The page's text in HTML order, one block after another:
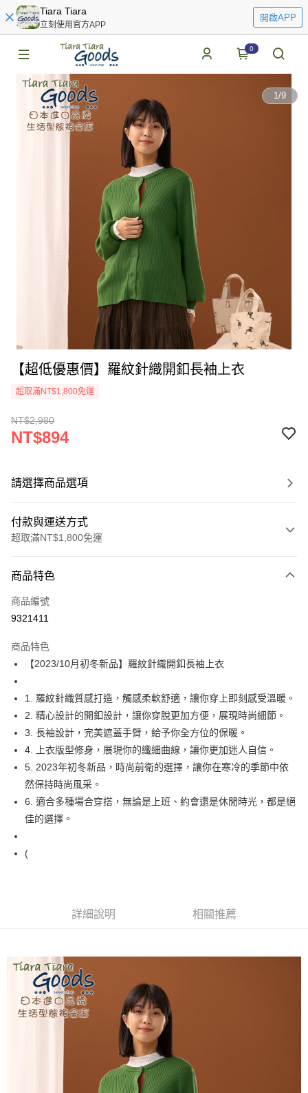
Tiara Tiara
立刻使用官方APP
開啟APP
0
1/9
【超低優惠價】羅紋針織開釦長袖上衣
超取滿NT$1,800免運
NT$2,980
NT$894
請選擇商品選項
付款與運送方式
超取滿NT$1,800免運
信用卡一次付款
超商取貨付款
Apple Pay
街口支付
悠遊付
Google Pay
全盈+PAY
AFTEE先享後付
相關說明
【關於「AFTEE先享後付」】
１．簡單：不需註冊會員、不需綁卡、不需儲值。
【「AFTEE先享後付」結帳流程】
１．於結帳方式選擇「AFTEE先享後付」後，將跳轉至「AFTEE先享後付」
３．收到繳費通知簡訊後14天內，點擊此簡訊中的連結，可透過四大超商／
ATM／網路銀行／等多元方式進行付款，方視為交易完成。
※ 請注意：結帳手續完成當下不需立刻繳費，但若您需要取消訂單，請聯絡
購買商品的店家。未經商家同意取消之訂單仍視為有效，需透過AFTEE先享
後付繳納相關費用。
※ 交易是否成功請以「AFTEE先享後付 」之結帳頁面顯示為準，若有關於
是否繳費成功／繳費後需取消欲退款等相關疑問，請聯繫「AFTEE先享後付
https://netprotections.freshdesk.com/support/home
１．透過由恩沛科技股份有限公司提供之「AFTEE先享後付」服務完成之交
7-11取貨付款
每筆NT$60，滿NT$2,000(含以上)免運費
付款後7-11取貨
每筆NT$60，滿NT$2,000(含以上)免運費
黑貓宅急便(包裹尺寸60cm以下)
每筆NT$100，滿NT$2,000(含以上)免運費
商品特色
商品編號
9321411
商品特色
【2023/10月初冬新品】羅紋針織開釦長袖上衣
1. 羅紋針織質感打造，觸感柔軟舒適，讓你穿上即刻感受溫暖。
2. 精心設計的開釦設計，讓你穿脫更加方便，展現時尚細節。
3. 長袖設計，完美遮蓋手臂，給予你全方位的保暖。
4. 上衣版型修身，展現你的纖細曲線，讓你更加迷人自信。
5. 2023年初冬新品，時尚前衛的選擇，讓你在寒冷的季節中依
然保持時尚風采。
6. 適合多種場合穿搭，無論是上班、約會還是休閒時光，都是絕
佳的選擇。
(
詳細說明 相關推薦